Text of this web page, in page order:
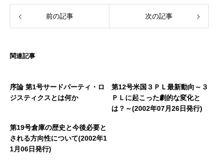
前の記事 次の記事
関連記事
序論 第1号サードパーティ・ロ
ジスティクスとは何か
第12号米国３ＰＬ最新動向～３
ＰＬに起こった劇的な変化と
は？～(2002年07月26日発行)
第19号倉庫の歴史と今後必要と
される方向性について(2002年1
1月06日発行)